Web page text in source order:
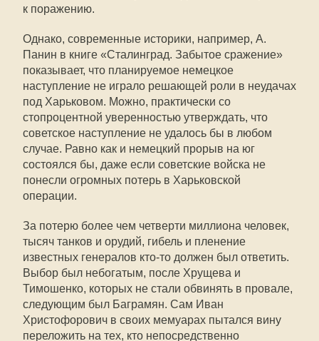
к поражению.
Однако, современные историки, например, А.
Панин в книге «Сталинград. Забытое сражение»
показывает, что планируемое немецкое
наступление не играло решающей роли в неудачах
под Харьковом. Можно, практически со
стопроцентной уверенностью утверждать, что
советское наступление не удалось бы в любом
случае. Равно как и немецкий прорыв на юг
состоялся бы, даже если советские войска не
понесли огромных потерь в Харьковской
операции.
За потерю более чем четверти миллиона человек,
тысяч танков и орудий, гибель и пленение
известных генералов кто-то должен был ответить.
Выбор был небогатым, после Хрущева и
Тимошенко, которых не стали обвинять в провале,
следующим был Баграмян. Сам Иван
Христофорович в своих мемуарах пытался вину
переложить на тех, кто непосредственно